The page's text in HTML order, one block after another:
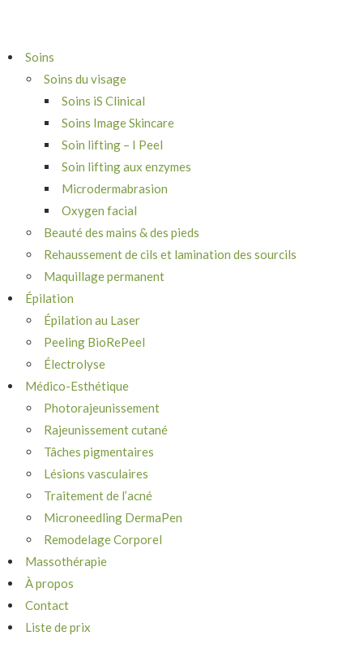
Soins
Soins du visage
Soins iS Clinical
Soins Image Skincare
Soin lifting – I Peel
Soin lifting aux enzymes
Microdermabrasion
Oxygen facial
Beauté des mains & des pieds
Rehaussement de cils et lamination des sourcils
Maquillage permanent
Épilation
Épilation au Laser
Peeling BioRePeel
Électrolyse
Médico-Esthétique
Photorajeunissement
Rajeunissement cutané
Tâches pigmentaires
Lésions vasculaires
Traitement de l’acné
Microneedling DermaPen
Remodelage Corporel
Massothérapie
À propos
Contact
Liste de prix